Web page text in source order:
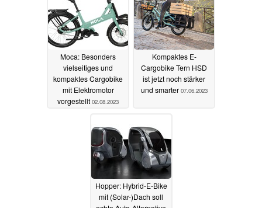
Moca: Besonders
vielseitiges und
kompaktes Cargobike
mit Elektromotor
vorgestellt 02.08.2023
Kompaktes E-
Cargobike Tern HSD
ist jetzt noch stärker
und smarter 07.06.2023
Hopper: Hybrid-E-Bike
mit (Solar-)Dach soll